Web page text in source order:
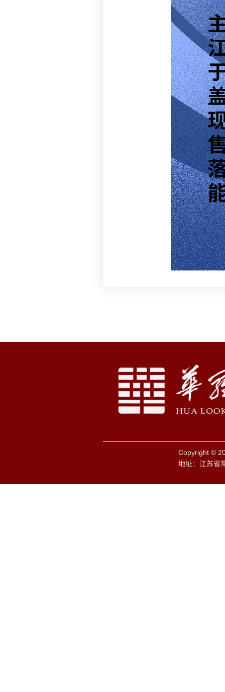
Copyright ©
地址：江苏省